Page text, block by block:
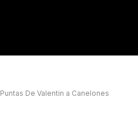
Puntas De Valentin a Canelones